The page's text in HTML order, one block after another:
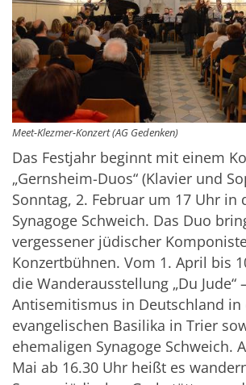
Meet-Klezmer-Konzert (AG Gedenken)
Das Festjahr beginnt mit einem
„Gernsheim-Duos“ (Klavier und
Sonntag, 2. Februar um 17 Uhr in
Synagoge Schweich. Das Duo
vergessener jüdischer
Konzertbühnen. Vom 1. April bis
die Wanderausstellung „Du Jude“
Antisemitismus in Deutschland in
evangelischen Basilika in Trier
ehemaligen Synagoge Schweich.
Mai ab 16.30 Uhr heißt es